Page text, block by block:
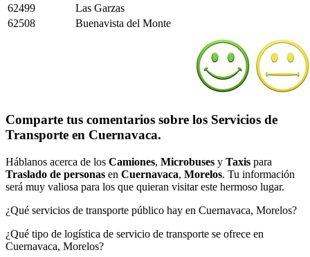
62499
Las Garzas
62508
Buenavista del Monte
Comparte tus comentarios sobre los Servicios de
Transporte en Cuernavaca.
Háblanos acerca de los Camiones, Microbuses y Taxis para
Traslado de personas en Cuernavaca, Morelos. Tu información
será muy valiosa para los que quieran visitar este hermoso lugar.
¿Qué servicios de transporte público hay en Cuernavaca, Morelos?
¿Qué tipo de logística de servicio de transporte se ofrece en
Cuernavaca, Morelos?